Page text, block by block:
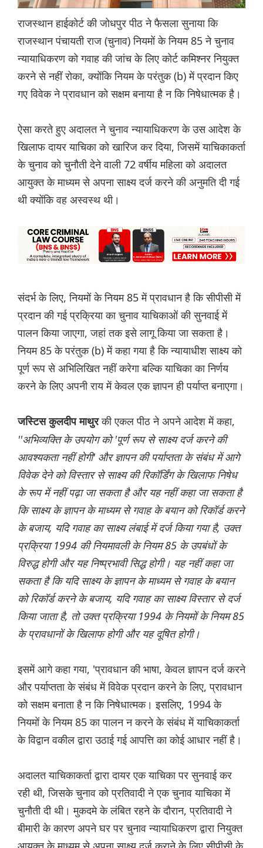
राजस्थान हाईकोर्ट की जोधपुर पीठ ने फैसला सुनाया कि
राजस्थान पंचायती राज (चुनाव) नियमों के नियम 85 ने चुनाव
न्यायाधिकरण को गवाह की जांच के लिए कोर्ट कमिश्नर नियुक्त
करने से नहीं रोका, क्योंकि नियम के परंतुक (b) में प्रदान किए
गए विवेक ने प्रावधान को सक्षम बनाया है न कि निषेधात्मक है।
ऐसा करते हुए अदालत ने चुनाव न्यायाधिकरण के उस आदेश के
खिलाफ दायर याचिका को खारिज कर दिया, जिसमें याचिकाकर्ता
के चुनाव को चुनौती देने वाली 72 वर्षीय महिला को अदालत
आयुक्त के माध्यम से अपना साक्ष्य दर्ज करने की अनुमति दी गई
थी क्योंकि वह अस्वस्थ थी।
संदर्भ के लिए, नियमों के नियम 85 में प्रावधान है कि सीपीसी में
प्रदान की गई प्रक्रिया का चुनाव याचिकाओं की सुनवाई में
पालन किया जाएगा, जहां तक इसे लागू किया जा सकता है।
नियम 85 के परंतुक (b) में कहा गया है कि न्यायाधीश साक्ष्य को
पूर्ण रूप से अभिलिखित नहीं करेगा बल्कि याचिका का निर्णय
करने के लिए अपनी राय में केवल एक ज्ञापन ही पर्याप्त बनाएगा।
जस्टिस कुलदीप माथुरकी एकल पीठ ने अपने आदेश में कहा,
''अभिव्यक्ति के उपयोग को 'पूर्ण रूप से साक्ष्य दर्ज करने की
आवश्यकता नहीं होगी' और ज्ञापन की पर्याप्तता के संबंध में आगे
विवेक देने को विस्तार से साक्ष्य की रिकॉर्डिंग के खिलाफ निषेध
के रूप में नहीं पढ़ा जा सकता है और यह नहीं कहा जा सकता है
कि साक्ष्य के ज्ञापन के माध्यम से गवाह के बयान को रिकॉर्ड करने
के बजाय, यदि गवाह का साक्ष्य लंबाई में दर्ज किया गया है, उक्त
प्रक्रिया 1994 की नियमावली के नियम 85 के उपबंधों के
विरुद्ध होगी और यह निष्प्रभावी सिद्ध होगी। यह नहीं कहा जा
सकता है कि यदि साक्ष्य के ज्ञापन के माध्यम से गवाह के बयान
को रिकॉर्ड करने के बजाय, यदि गवाह का साक्ष्य विस्तार से दर्ज
किया जाता है, तो उक्त प्रक्रिया 1994 के नियमों के नियम 85
के प्रावधानों के खिलाफ होगी और यह दूषित होगी।
इसमें आगे कहा गया, 'प्रावधान की भाषा, केवल ज्ञापन दर्ज करने
और पर्याप्तता के संबंध में विवेक प्रदान करने के लिए, प्रावधान
को सक्षम बनाता है न कि निषेधात्मक। इसलिए, 1994 के
नियमों के नियम 85 का पालन न करने के संबंध में याचिकाकर्ता
के विद्वान वकील द्वारा उठाई गई आपत्ति का कोई आधार नहीं है।
अदालत याचिकाकर्ता द्वारा दायर एक याचिका पर सुनवाई कर
रही थी, जिसके चुनाव को प्रतिवादी ने एक चुनाव याचिका में
चुनौती दी थी। मुकदमे के लंबित रहने के दौरान, प्रतिवादी ने
बीमारी के कारण अपने घर पर चुनाव न्यायाधिकरण द्वारा नियुक्त